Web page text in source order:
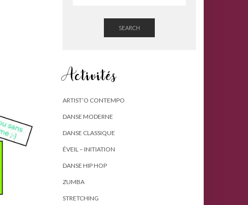
SEARCH
Activités
ARTIST’O CONTEMPO
DANSE MODERNE
DANSE CLASSIQUE
ÉVEIL – INITIATION
DANSE HIP HOP
ZUMBA
STRETCHING